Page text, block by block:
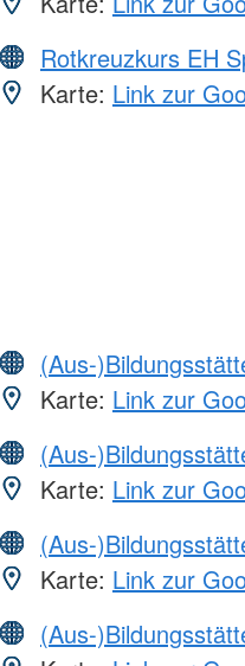
Rotkreuzkurs EH
Karte: Link zur
(Aus-
Karte: Link zur
(Aus-
Karte: Link zur
(Aus-
Karte: Link zur
(Aus-